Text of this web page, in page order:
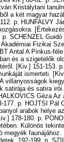
Kristálytani
a két magyar
p. HUNFALVY
p. SCHENZEL
Fizikai
Antal A Pinkus-
és a szigetelők
[Kiv.] 151-153.
ismerteti.
villanyosságok
satirája és satira
Géza
177. p. HOJTSI Pál
arabok helye
178-180. p.
Különös
megyék
192-199. p.